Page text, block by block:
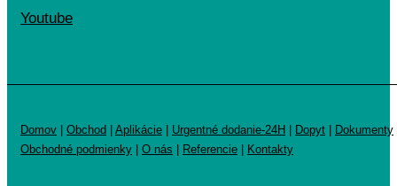
Youtube
Domov | Obchod | Aplikácie | Urgentné dodanie-24H | Dopyt | Dokumenty
Obchodné podmienky | O nás | Referencie | Kontakty